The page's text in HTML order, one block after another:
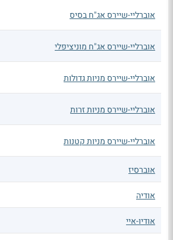
אוברליי-שיירס אג"ח בסיס
אוברליי-שיירס אג"ח מוניציפלי
אוברליי-שיירס מניות גדולות
אוברליי-שיירס מניות זרות
אוברליי-שיירס מניות קטנות
אוברסיז
אודיה
אודיו-איי